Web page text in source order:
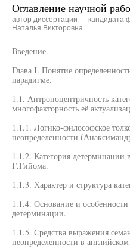
Оглавление научной
автор диссертации — кандидата
Наталья Викторовна
Введение.
Глава I. Понятие
парадигме.
1.1. Антропоцентричность
многофакторность её
1.1.1. Логико-философское
неопределенности
1.1.2. Категория детерминации
Г.Гийома.
1.1.3. Характер и структура
1.1.4. Основание и
детерминации.
1.1.5. Средства выражения
неопределенности в